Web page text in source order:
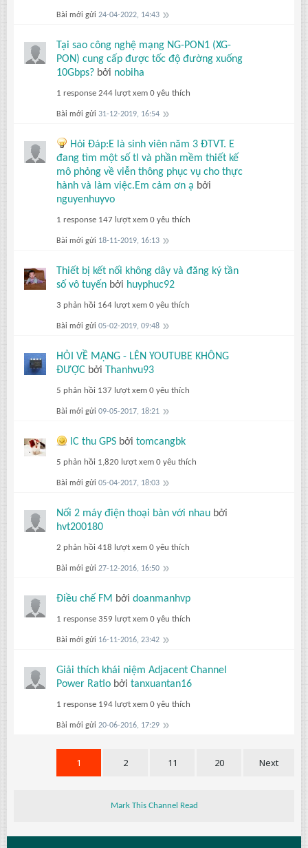
Bài mới gửi 24-04-2022, 14:43
Tại sao công nghệ mạng NG-PON1 (XG-
PON) cung cấp được tốc độ đường xuống
10Gbps? bởi nobiha
1 response 244 lượt xem 0 yêu thích
Bài mới gửi 31-12-2019, 16:54
Hỏi Đáp:E là sinh viên năm 3 ĐTVT. E
đang tìm một số tl và phần mềm thiết kế
mô phỏng về viễn thông phục vụ cho thực
hành và làm việc.Em cảm ơn ạ bởi
nguyenhuyvo
1 response 147 lượt xem 0 yêu thích
Bài mới gửi 18-11-2019, 16:13
Thiết bị kết nối không dây và đăng ký tần
số vô tuyến bởi huyphuc92
3 phản hồi 164 lượt xem 0 yêu thích
Bài mới gửi 05-02-2019, 09:48
HỎI VỀ MẠNG - LÊN YOUTUBE KHÔNG
ĐƯỢC bởi Thanhvu93
5 phản hồi 137 lượt xem 0 yêu thích
Bài mới gửi 09-05-2017, 18:21
IC thu GPS bởi tomcangbk
5 phản hồi 1,820 lượt xem 0 yêu thích
Bài mới gửi 05-04-2017, 18:03
Nối 2 máy điện thoại bàn với nhau bởi
hvt200180
2 phản hồi 418 lượt xem 0 yêu thích
Bài mới gửi 27-12-2016, 16:50
Điều chế FM bởi doanmanhvp
1 response 359 lượt xem 0 yêu thích
Bài mới gửi 16-11-2016, 23:42
Giải thích khái niệm Adjacent Channel
Power Ratio bởi tanxuantan16
1 response 194 lượt xem 0 yêu thích
Bài mới gửi 20-06-2016, 17:29
1 2 11 20 Next
Mark This Channel Read